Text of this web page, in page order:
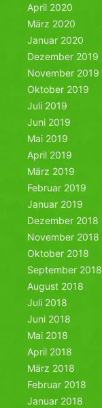
April 2020
März 2020
Januar 2020
Dezember 2019
November 2019
Oktober 2019
Juli 2019
Juni 2019
Mai 2019
April 2019
März 2019
Februar 2019
Januar 2019
Dezember 2018
November 2018
Oktober 2018
September 2018
August 2018
Juli 2018
Juni 2018
Mai 2018
April 2018
März 2018
Februar 2018
Januar 2018